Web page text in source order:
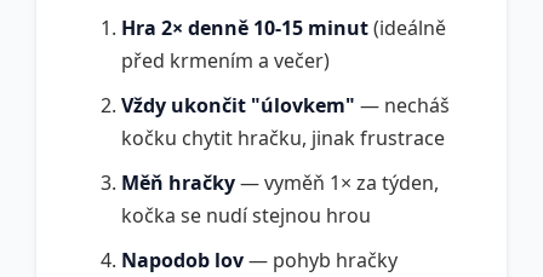
Hra 2× denně 10-15 minut(ideálně
před krmením a večer)
Vždy ukončit "úlovkem" — necháš
kočku chytit hračku, jinak frustrace
Měň hračky— vyměň 1× za týden,
kočka se nudí stejnou hrou
Napodob lov— pohyb hračky